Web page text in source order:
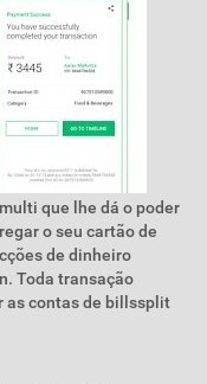
que lhe dá o poder
o seu cartão de
de dinheiro
Toda transação
as contas de billssplit